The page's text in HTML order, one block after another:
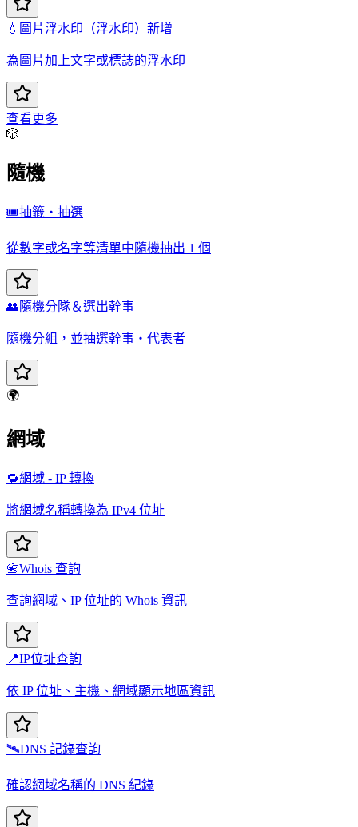
💧 圖片浮水印（浮水印）新增
為圖片加上文字或標誌的浮水印
查看更多
🎲
隨機
🎟️抽籤・抽選
從數字或名字等清單中隨機抽出 1 個
👥隨機分隊＆選出幹事
隨機分組，並抽選幹事・代表者
🌍
網域
🔁網域 - IP 轉換
將網域名稱轉換為 IPv4 位址
📇Whois 查詢
查詢網域、IP 位址的 Whois 資訊
📍IP位址查詢
依 IP 位址、主機、網域顯示地區資訊
🛰️DNS 記錄查詢
確認網域名稱的 DNS 紀錄